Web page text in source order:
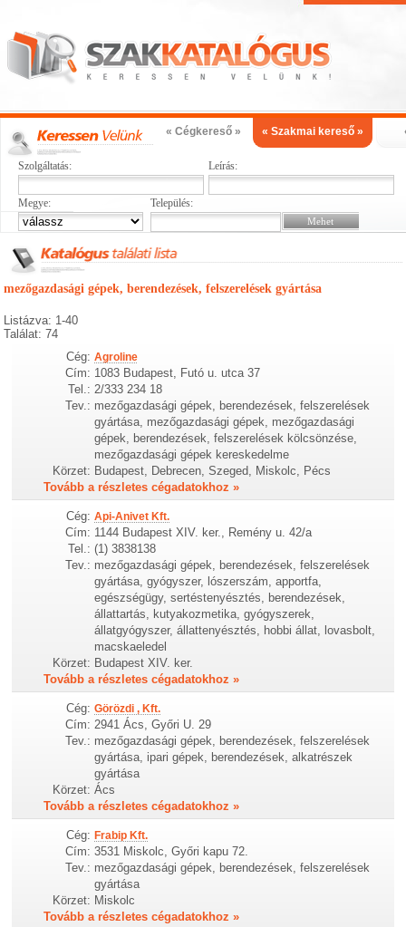
« Cégkereső » « Szakmai kereső »
Szolgáltatás: Leírás:
Megye: Település:
mezőgazdasági gépek, berendezések, felszerelések gyártása
Listázva: 1-40
Találat: 74
Cég: Agroline
Cím: 1083 Budapest, Futó u. utca 37
Tel.: 2/333 234 18
Tev.: mezőgazdasági gépek, berendezések, felszerelések
gyártása, mezőgazdasági gépek, mezőgazdasági
gépek, berendezések, felszerelések kölcsönzése,
mezőgazdasági gépek kereskedelme
Körzet: Budapest, Debrecen, Szeged, Miskolc, Pécs
Tovább a részletes cégadatokhoz »
Cég: Api-Anivet Kft.
Cím: 1144 Budapest XIV. ker., Remény u. 42/a
Tel.: (1) 3838138
Tev.: mezőgazdasági gépek, berendezések, felszerelések
gyártása, gyógyszer, lószerszám, apportfa,
egészségügy, sertéstenyésztés, berendezések,
állattartás, kutyakozmetika, gyógyszerek,
állatgyógyszer, állattenyésztés, hobbi állat, lovasbolt,
macskaeledel
Körzet: Budapest XIV. ker.
Tovább a részletes cégadatokhoz »
Cég: Görözdi , Kft.
Cím: 2941 Ács, Győri U. 29
Tev.: mezőgazdasági gépek, berendezések, felszerelések
gyártása, ipari gépek, berendezések, alkatrészek
gyártása
Körzet: Ács
Tovább a részletes cégadatokhoz »
Cég: Frabip Kft.
Cím: 3531 Miskolc, Győri kapu 72.
Tev.: mezőgazdasági gépek, berendezések, felszerelések
gyártása
Körzet: Miskolc
Tovább a részletes cégadatokhoz »